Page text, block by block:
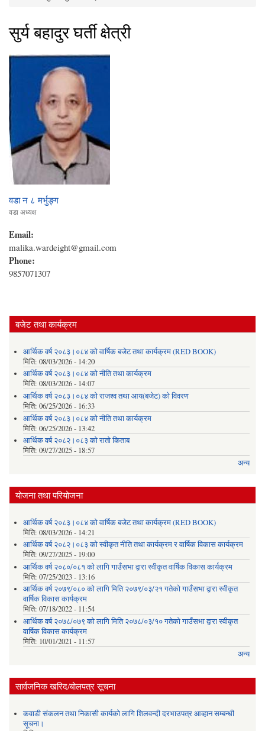
You are here
सुर्य बहादुर घर्ती क्षेत्री
वडा न ८ मर्भुङ्ग
वडा अध्यक्ष
Email:
malika.wardeight@gmail.com
Phone:
9857071307
बजेट तथा कार्यक्रम
आर्थिक वर्ष २०८३।०८४ को वार्षिक बजेट तथा कार्यक्रम (RED BOOK)
मिति: 08/03/2026 - 14:20
आर्थिक वर्ष २०८३।०८४ को नीति तथा कार्यक्रम
मिति: 08/03/2026 - 14:07
आर्थिक वर्ष २०८३।०८४ को राजश्व तथा आय(बजेट) को विवरण
मिति: 06/25/2026 - 16:33
आर्थिक वर्ष २०८३।०८४ को नीति तथा कार्यक्रम
मिति: 06/25/2026 - 13:42
आर्थिक वर्ष २०८२।०८३ को रातो किताब
मिति: 09/27/2025 - 18:57
अन्य
योजना तथा परियोजना
आर्थिक वर्ष २०८३।०८४ को वार्षिक बजेट तथा कार्यक्रम (RED BOOK)
मिति: 08/03/2026 - 14:21
आर्थिक वर्ष २०८२।०८३ को स्वीकृत नीति तथा कार्यक्रम र वार्षिक विकास कार्यक्रम
मिति: 09/27/2025 - 19:00
आर्थिक वर्ष २०८०/०८१ को लागि गाउँसभा द्वारा स्वीकृत वार्षिक विकास कार्यक्रम
मिति: 07/25/2023 - 13:16
आर्थिक वर्ष २०७९/०८० को लागि मिति २०७९/०३/२१ गतेको गाउँसभा द्वारा स्वीकृत
वार्षिक विकास कार्यक्रम
मिति: 07/18/2022 - 11:54
आर्थिक वर्ष २०७८/०७९ को लागि मिति २०७८/०३/१० गतेको गाउँसभा द्वारा स्वीकृत
वार्षिक विकास कार्यक्रम
मिति: 10/01/2021 - 11:57
अन्य
सार्वजनिक खरिद/बोलपत्र सूचना
कवाडी संकलन तथा निकासी कार्यको लागि शिलवन्दी दरभाउपत्र आव्हान सम्बन्धी
सूचना।